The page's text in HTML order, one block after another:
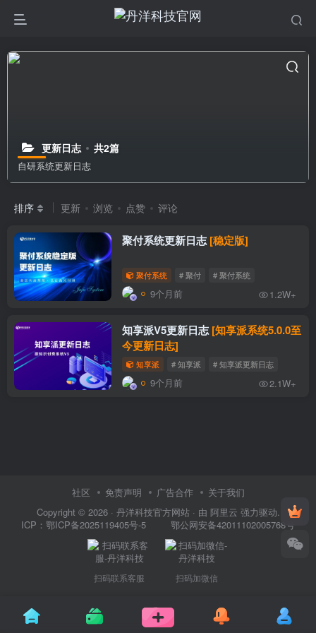
更新日志 共2篇
自研系统更新日志
排序 更新 浏览 点赞 评论
聚付系统更新日志[稳定版]
聚付系统 # 聚付 # 聚付系统
9个月前 1.2W+
知享派V5更新日志[知享派系统5.0.0至
今更新日志]
知享派 # 知享派 # 知享派更新日志
9个月前 2.1W+
社区 免责声明 广告合作
关于我们
Copyright © 2026 · 丹洋科技官方网站 · 由 阿里云 强力驱动.
ICP： 鄂ICP备2025119405号-5 鄂公网安备42011102005768号
扫码联系客服 扫码加微信